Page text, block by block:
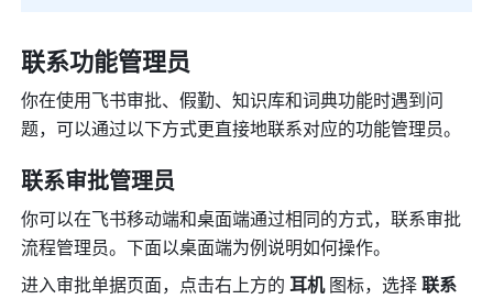
联系功能管理员
你在使用飞书审批、假勤、知识库和词典功能时遇到问
题，可以通过以下方式更直接地联系对应的功能管理员。
联系审批管理员
你可以在飞书移动端和桌面端通过相同的方式，联系审批
流程管理员。下面以桌面端为例说明如何操作。
进入审批单据页面，点击右上方的 耳机 图标，选择 联系